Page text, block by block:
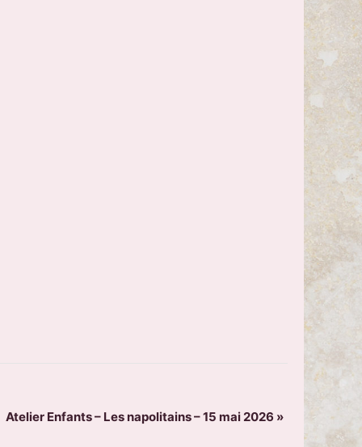
Atelier Enfants – Les napolitains – 15 mai 2026 »